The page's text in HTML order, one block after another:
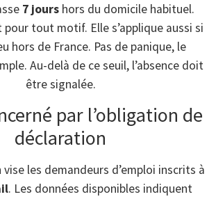
7 jours hors du domicile habituel.
tout motif. Elle s’applique aussi si
hors de France. Pas de panique, le
Au-delà de ce seuil, l’absence doit
être signalée.
par l’obligation de
déclaration
les demandeurs d’emploi inscrits à
. Les données disponibles indiquent